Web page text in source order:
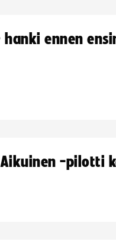
ennen
-pilotti